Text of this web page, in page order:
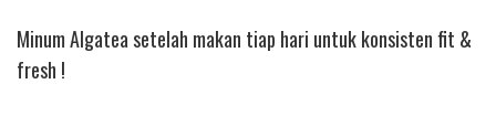
Minum Algatea setelah makan tiap hari untuk konsisten fit &
fresh !